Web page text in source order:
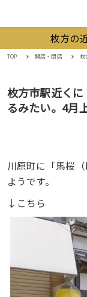
枚方の
TOP 開店・閉店 枚
枚方市駅近く
るみたい。4月
川原町に「馬桜
ようです。
↓こちら